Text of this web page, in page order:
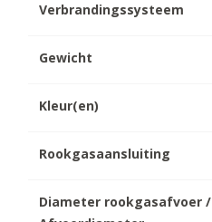
Verbrandingssysteem
Gewicht
Kleur(en)
Rookgasaansluiting
Diameter rookgasafvoer /